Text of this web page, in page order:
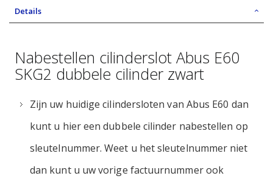
Details
Nabestellen cilinderslot Abus E60
SKG2 dubbele cilinder zwart
Zijn uw huidige cilindersloten van Abus E60 dan
kunt u hier een dubbele cilinder nabestellen op
sleutelnummer. Weet u het sleutelnummer niet
dan kunt u uw vorige factuurnummer ook